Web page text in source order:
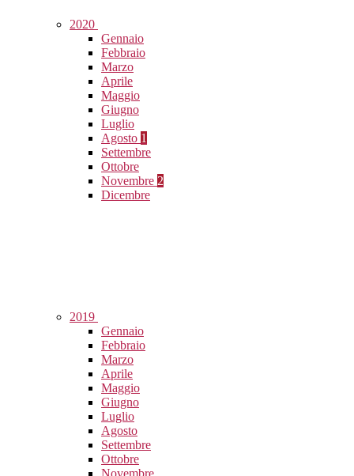
2020
Gennaio
Febbraio
Marzo
Aprile
Maggio
Giugno
Luglio
Agosto 1
Settembre
Ottobre
Novembre 2
Dicembre
2019
Gennaio
Febbraio
Marzo
Aprile
Maggio
Giugno
Luglio
Agosto
Settembre
Ottobre